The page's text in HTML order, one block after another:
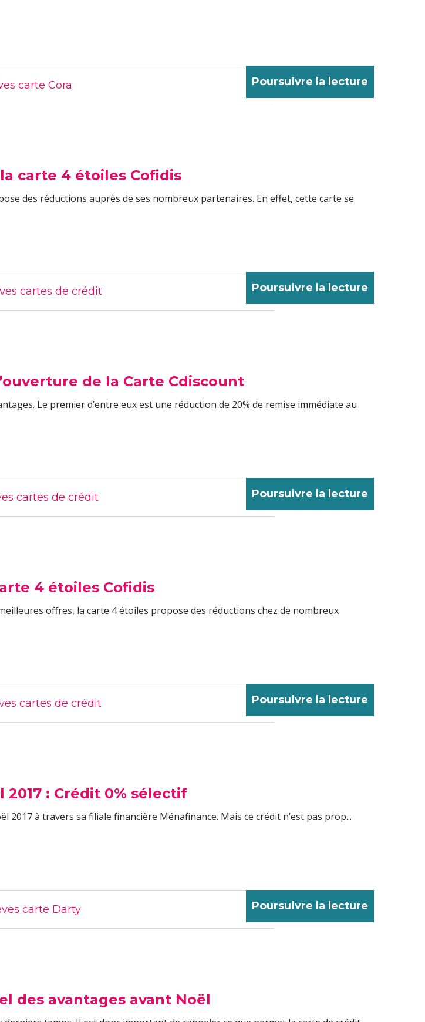
carte Cora Poursuivre la lecture
carte 4 étoiles Cofidis
des réductions auprès de ses nombreux partenaires. En effet, cette carte se
cartes de crédit Poursuivre la lecture
de la Carte Cdiscount
Le premier d’entre eux est une réduction de 20% de remise immédiate au
cartes de crédit Poursuivre la lecture
4 étoiles Cofidis
offres, la carte 4 étoiles propose des réductions chez de nombreux
cartes de crédit Poursuivre la lecture
: Crédit 0% sélectif
à travers sa filiale financière Ménafinance. Mais ce crédit n’est pas prop...
carte Darty Poursuivre la lecture
des avantages avant Noël